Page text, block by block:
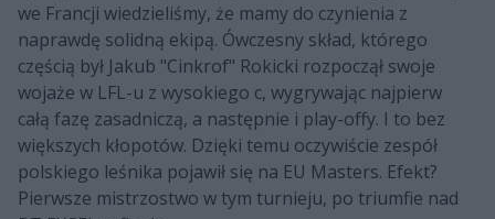
we Francji wiedzieliśmy, że mamy do czynienia z
naprawdę solidną ekipą. Ówczesny skład, którego
częścią był Jakub "Cinkrof" Rokicki rozpoczął swoje
wojaże w LFL-u z wysokiego c, wygrywając najpierw
całą fazę zasadniczą, a następnie i play-offy. I to bez
większych kłopotów. Dzięki temu oczywiście zespół
polskiego leśnika pojawił się na EU Masters. Efekt?
Pierwsze mistrzostwo w tym turnieju, po triumfie nad